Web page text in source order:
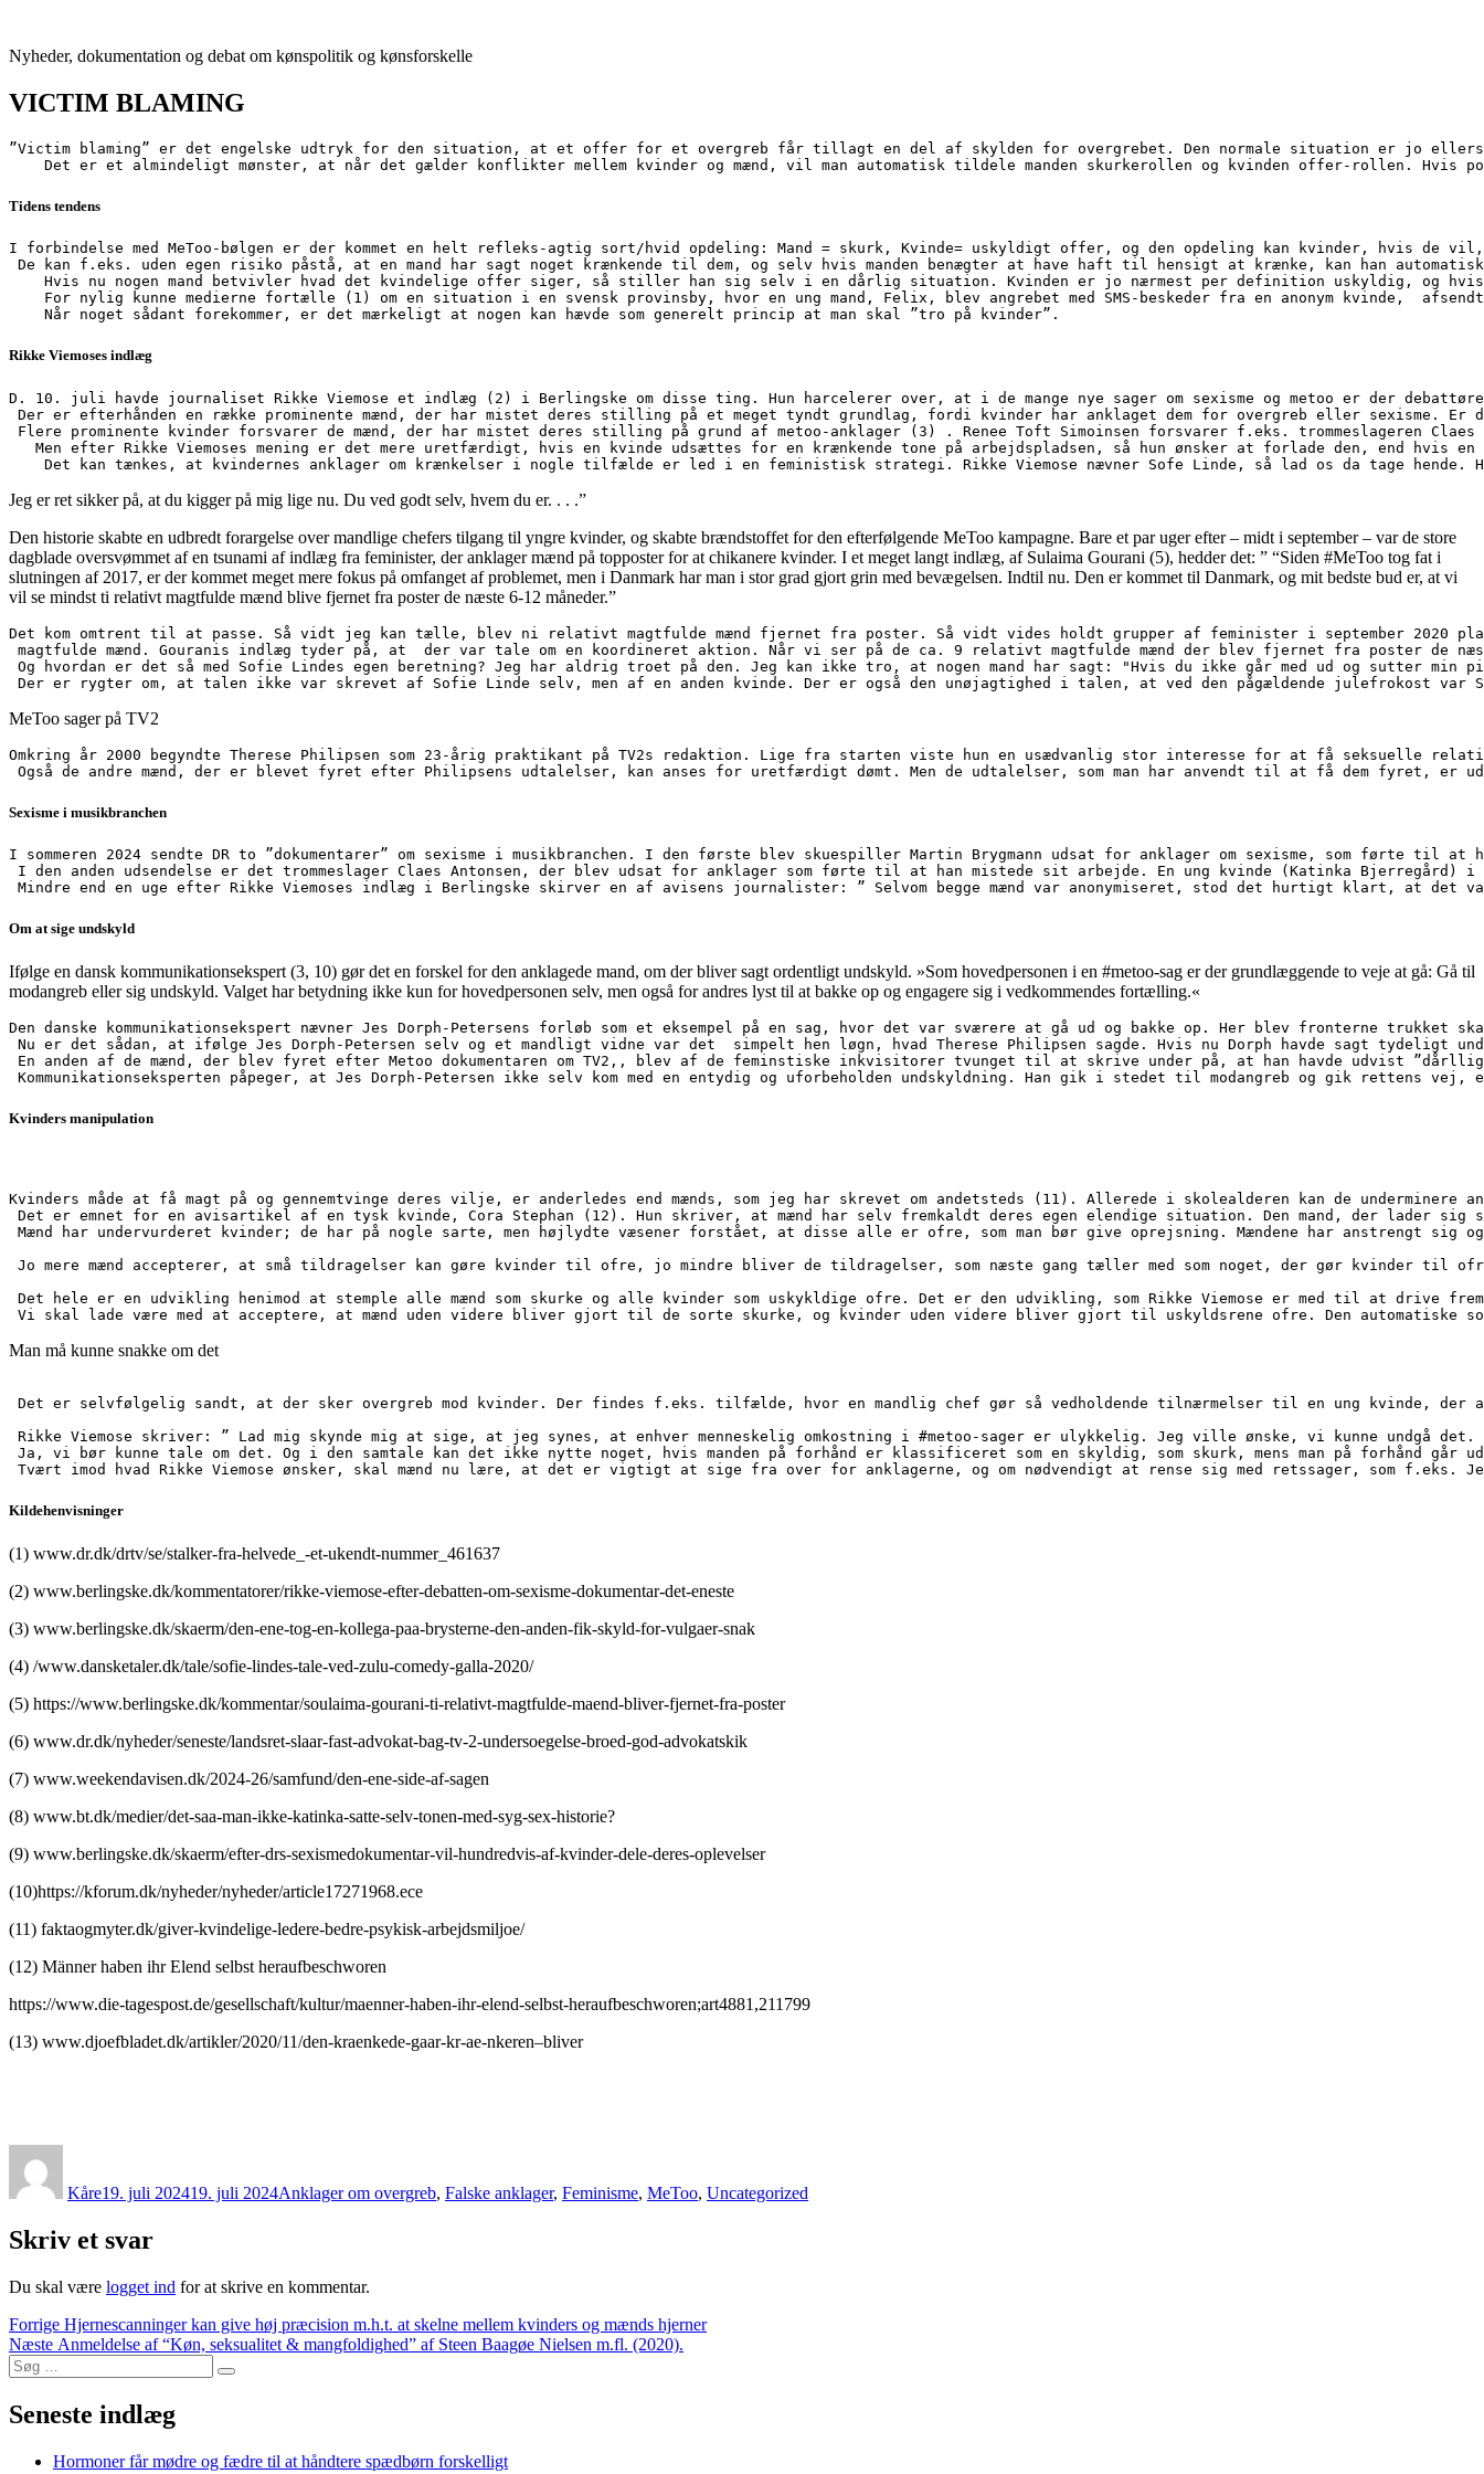
indhold
Nyheder, dokumentation og debat om kønspolitik og kønsforskelle
VICTIM BLAMING
”Victim blaming” er det engelske udtryk for den situation, at et offer for et overgreb får tillagt en del af skylden for overgrebet. Den normale situation er jo
Det er et almindeligt mønster, at når det gælder konflikter mellem kvinder og mænd, vil man automatisk tildele manden skurkerollen og kvinden offer-rollen.
Tidens tendens
I forbindelse med MeToo-bølgen er der kommet en helt refleks-agtig sort/hvid opdeling: Mand = skurk, Kvinde= uskyldigt offer, og den opdeling kan kvinder, hvis
De kan f.eks. uden egen risiko påstå, at en mand har sagt noget krænkende til dem, og selv hvis manden benægter at have haft til hensigt at krænke, kan han
Hvis nu nogen mand betvivler hvad det kvindelige offer siger, så stiller han sig selv i en dårlig situation. Kvinden er jo nærmest per definition uskyldig, og hvis
For nylig kunne medierne fortælle (1) om en situation i en svensk provinsby, hvor en ung mand, Felix, blev angrebet med SMS-beskeder fra en anonym kvinde,
Når noget sådant forekommer, er det mærkeligt at nogen kan hævde som generelt princip at man skal ”tro på kvinder”.
Rikke Viemoses indlæg
D. 10. juli havde journaliset Rikke Viemose et indlæg (2) i Berlingske om disse ting. Hun harcelerer over, at i de mange nye sager om sexisme og metoo er der
Der er efterhånden en række prominente mænd, der har mistet deres stilling på et meget tyndt grundlag, fordi kvinder har anklaget dem for overgreb eller
Flere prominente kvinder forsvarer de mænd, der har mistet deres stilling på grund af metoo-anklager (3) . Renee Toft Simoinsen forsvarer f.eks.
Men efter Rikke Viemoses mening er det mere uretfærdigt, hvis en kvinde udsættes for en krænkende tone på arbejdspladsen, så hun ønsker at forlade den, end
Det kan tænkes, at kvindernes anklager om krænkelser i nogle tilfælde er led i en feministisk strategi. Rikke Viemose nævner Sofe Linde, så lad os da tage
Jeg er ret sikker på, at du kigger på mig lige nu. Du ved godt selv, hvem du er. . . .”
Den historie skabte en udbredt forargelse over mandlige chefers tilgang til yngre kvinder, og skabte brændstoffet for den efterfølgende MeToo kampagne. Bare et par uger efter – midt i september – var de store
dagblade oversvømmet af en tsunami af indlæg fra feminister, der anklager mænd på topposter for at chikanere kvinder. I et meget langt indlæg, af Sulaima Gourani (5), hedder det: ” “Siden #MeToo tog fat i
slutningen af ​​2017, er der kommet meget mere fokus på omfanget af problemet, men i Danmark har man i stor grad gjort grin med bevægelsen. Indtil nu. Den er kommet til Danmark, og mit bedste bud er, at vi
vil se mindst ti relativt magtfulde mænd blive fjernet fra poster de næste 6-12 måneder.”
Det kom omtrent til at passe. Så vidt jeg kan tælle, blev ni relativt magtfulde mænd fjernet fra poster. Så vidt vides holdt grupper af feminister i september 2020
magtfulde mænd. Gouranis indlæg tyder på, at  der var tale om en koordineret aktion. Når vi ser på de ca. 9 relativt magtfulde mænd der blev fjernet fra poster de
Og hvordan er det så med Sofie Lindes egen beretning? Jeg har aldrig troet på den. Jeg kan ikke tro, at nogen mand har sagt: "Hvis du ikke går med ud og sutter
Der er rygter om, at talen ikke var skrevet af Sofie Linde selv, men af en anden kvinde. Der er også den unøjagtighed i talen, at ved den pågældende julefrokost
MeToo sager på TV2
Omkring år 2000 begyndte Therese Philipsen som 23-årig praktikant på TV2s redaktion. Lige fra starten viste hun en usædvanlig stor interesse for at få seksuelle
Også de andre mænd, der er blevet fyret efter Philipsens udtalelser, kan anses for uretfærdigt dømt. Men de udtalelser, som man har anvendt til at få dem fyret, er
Sexisme i musikbranchen
I sommeren 2024 sendte DR to ”dokumentarer” om sexisme i musikbranchen. I den første blev skuespiller Martin Brygmann udsat for anklager om sexisme, som
I den anden udsendelse er det trommeslager Claes Antonsen, der blev udsat for anklager som førte til at han mistede sit arbejde. En ung kvinde (Katinka
Mindre end en uge efter Rikke Viemoses indlæg i Berlingske skirver en af avisens journalister: ” Selvom begge mænd var anonymiseret, stod det hurtigt klart, at det
Om at sige undskyld
Ifølge en dansk kommunikationsekspert (3, 10) gør det en forskel for den anklagede mand, om der bliver sagt ordentligt undskyld. »Som hovedpersonen i en #metoo-sag er der grundlæggende to veje at gå: Gå til
modangreb eller sig undskyld. Valget har betydning ikke kun for hovedpersonen selv, men også for andres lyst til at bakke op og engagere sig i vedkommendes fortælling.«
Den danske kommunikationsekspert nævner Jes Dorph-Petersens forløb som et eksempel på en sag, hvor det var sværere at gå ud og bakke op. Her blev fronterne trukket
Nu er det sådan, at ifølge Jes Dorph-Petersen selv og et mandligt vidne var det  simpelt hen løgn, hvad Therese Philipsen sagde. Hvis nu Dorph havde sagt
En anden af de mænd, der blev fyret efter Metoo dokumentaren om TV2,, blev af de feminstiske inkvisitorer tvunget til at skrive under på, at han havde udvist
Kommunikationseksperten påpeger, at Jes Dorph-Petersen ikke selv kom med en entydig og uforbeholden undskyldning. Han gik i stedet til modangreb og gik
Kvinders manipulation
Kvinders måde at få magt på og gennemtvinge deres vilje, er anderledes end mænds, som jeg har skrevet om andetsteds (11). Allerede i skolealderen kan de
Det er emnet for en avisartikel af en tysk kvinde, Cora Stephan (12). Hun skriver, at mænd har selv fremkaldt deres egen elendige situation. Den mand, der lader
Mænd har undervurderet kvinder; de har på nogle sarte, men højlydte væsener forstået, at disse alle er ofre, som man bør give oprejsning. Mændene har
Jo mere mænd accepterer, at små tildragelser kan gøre kvinder til ofre, jo mindre bliver de tildragelser, som næste gang tæller med som noget, der gør kvinder til
Det hele er en udvikling henimod at stemple alle mænd som skurke og alle kvinder som uskykldige ofre. Det er den udvikling, som Rikke Viemose er med til at drive
Man må kunne snakke om det
Det er selvfølgelig sandt, at der sker overgreb mod kvinder. Der findes f.eks. tilfælde, hvor en mandlig chef gør så vedholdende tilnærmelser til en ung kvinde,
Rikke Viemose skriver: ” Lad mig skynde mig at sige, at jeg synes, at enhver menneskelig omkostning i #metoo-sager er ulykkelig. Jeg ville ønske, vi kunne
Ja, vi bør kunne tale om det. Og i den samtale kan det ikke nytte noget, hvis manden på forhånd er klassificeret som en skyldig, som skurk, mens man på
Tvært imod hvad Rikke Viemose ønsker, skal mænd nu lære, at det er vigtigt at sige fra over for anklagerne, og om nødvendigt at rense sig med retssager, som f.eks.
Kildehenvisninger
(1) www.dr.dk/drtv/se/stalker-fra-helvede_-et-ukendt-nummer_461637
(2) www.berlingske.dk/kommentatorer/rikke-viemose-efter-debatten-om-sexisme-dokumentar-det-eneste
(3) www.berlingske.dk/skaerm/den-ene-tog-en-kollega-paa-brysterne-den-anden-fik-skyld-for-vulgaer-snak
(4) /www.dansketaler.dk/tale/sofie-lindes-tale-ved-zulu-comedy-galla-2020/
(5) https://www.berlingske.dk/kommentar/soulaima-gourani-ti-relativt-magtfulde-maend-bliver-fjernet-fra-poster
(6) www.dr.dk/nyheder/seneste/landsret-slaar-fast-advokat-bag-tv-2-undersoegelse-broed-god-advokatskik
(7) www.weekendavisen.dk/2024-26/samfund/den-ene-side-af-sagen
(8) www.bt.dk/medier/det-saa-man-ikke-katinka-satte-selv-tonen-med-syg-sex-historie?
(9) www.berlingske.dk/skaerm/efter-drs-sexismedokumentar-vil-hundredvis-af-kvinder-dele-deres-oplevelser
(10)https://kforum.dk/nyheder/nyheder/article17271968.ece
(11) faktaogmyter.dk/giver-kvindelige-ledere-bedre-psykisk-arbejdsmiljoe/
(12) Männer haben ihr Elend selbst heraufbeschworen
https://www.die-tagespost.de/gesellschaft/kultur/maenner-haben-ihr-elend-selbst-heraufbeschworen;art4881,211799
(13) www.djoefbladet.dk/artikler/2020/11/den-kraenkede-gaar-kr-ae-nkeren–bliver
Kåre19. juli 202419. juli 2024Anklager om overgreb, Falske anklager, Feminisme, MeToo, Uncategorized
Skriv et svar
Du skal være logget ind for at skrive en kommentar.
Indlægsnavigation
Forrige Forrige
indlæg:
Hjernescanninger kan give høj præcision m.h.t. at skelne mellem kvinders og mænds hjerner
Næste Næste
Anmeldelse af “Køn, seksualitet & mangfoldighed” af Steen Baagøe Nielsen m.fl. (2020).
Søg
efter:
Søg
Seneste indlæg
Hormoner får mødre og fædre til at håndtere spædbørn forskelligt